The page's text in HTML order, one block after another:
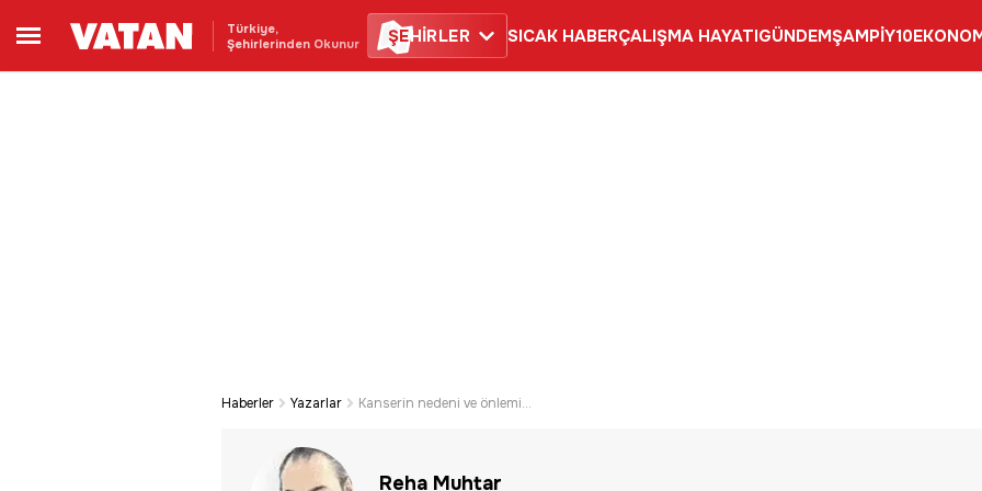
Türkiye,
Şehirlerinden Okunur
ŞEHİRLER SICAK HABERÇALIŞMA HAYATIGÜNDEMŞAMPİY10
Haberler Yazarlar Kanserin nedeni ve önlemi...
Reha Muhtar